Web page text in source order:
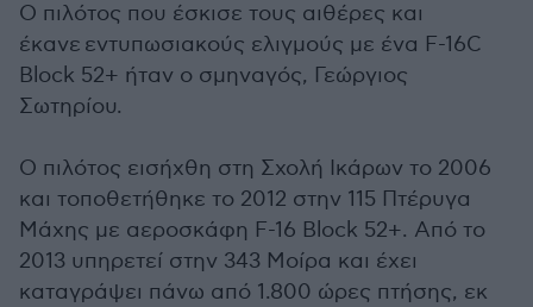
Ο πιλότος που έσκισε τους αιθέρες και
έκανε εντυπωσιακούς ελιγμούς με ένα F-16C
Block 52+ ήταν ο σμηναγός, Γεώργιος
Σωτηρίου.
Ο πιλότος εισήχθη στη Σχολή Ικάρων το 2006
και τοποθετήθηκε το 2012 στην 115 Πτέρυγα
Μάχης με αεροσκάφη F-16 Block 52+. Από το
2013 υπηρετεί στην 343 Μοίρα και έχει
καταγράψει πάνω από 1.800 ώρες πτήσης, εκ